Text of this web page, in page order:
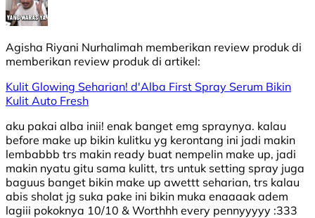
Agisha Riyani Nurhalimah memberikan review produk di
memberikan review produk di artikel:
Kulit Glowing Seharian! d'Alba First Spray Serum Bikin
Kulit Auto Fresh
aku pakai alba inii! enak banget emg spraynya. kalau
before make up bikin kulitku yg kerontang ini jadi makin
lembabbb trs makin ready buat nempelin make up, jadi
makin nyatu gitu sama kulitt, trs untuk setting spray juga
baguus banget bikin make up awettt seharian, trs kalau
abis sholat jg suka pake ini bikin muka enaaaak adem
lagiii pokoknya 10/10 & Worthhh every pennyyyyy :333